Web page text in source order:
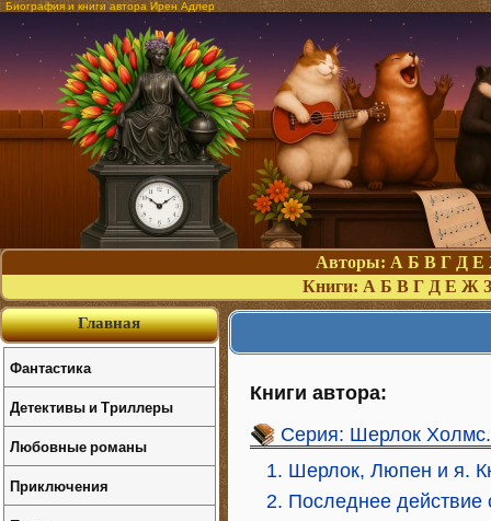
Биография и книги автора Ирен Адлер
Авторы: А Б В Г Д Е
Книги: А Б В Г Д Е Ж З
Книги автора:
Серия: Шерлок
1. Шерлок, Люпен и я.
2. Последнее действие
Главная
Фантастика
Детективы и Триллеры
Любовные романы
Приключения